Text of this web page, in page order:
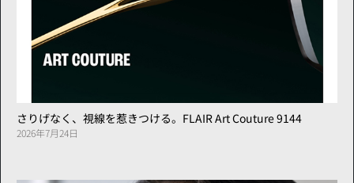
さりげなく、視線を惹きつける。FLAIR Art Couture 9144
2026年7月24日